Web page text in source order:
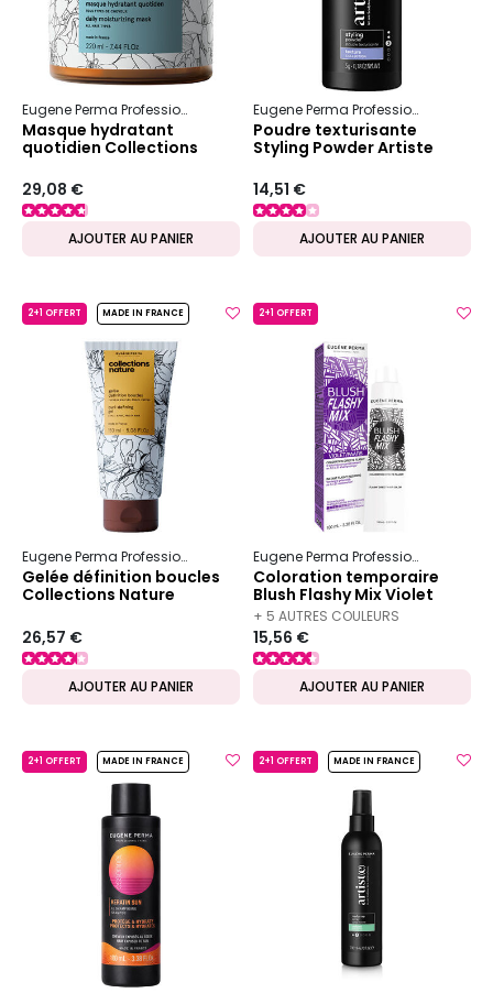
Eugene Perma Professionnel Collections Nature Hydratant
Masque hydratant
quotidien Collections
Nature
29,08 €
AJOUTER AU PANIER
Eugene Perma Professionnel
Poudre texturisante
Styling Powder Artiste
14,51 €
AJOUTER AU PANIER
2+1 OFFERT MADE IN FRANCE
Eugene Perma Professionnel Collections Nature Boucles
Gelée définition boucles
Collections Nature
26,57 €
AJOUTER AU PANIER
2+1 OFFERT
Eugene Perma Professionnel
Coloration temporaire
Blush Flashy Mix Violet
+ 5 AUTRES COULEURS
DISPONIBLES
15,56 €
AJOUTER AU PANIER
2+1 OFFERT MADE IN FRANCE 2+1 OFFERT MADE IN FRANCE